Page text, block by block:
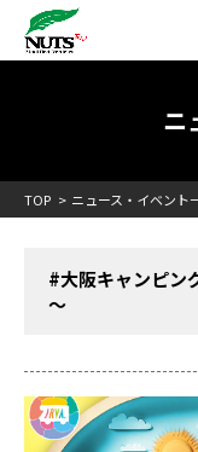
日本最大級のキャンピング
RV[テレビCM放送]
ニ
TOP ニュース・イベント
#大阪キャンピ
～